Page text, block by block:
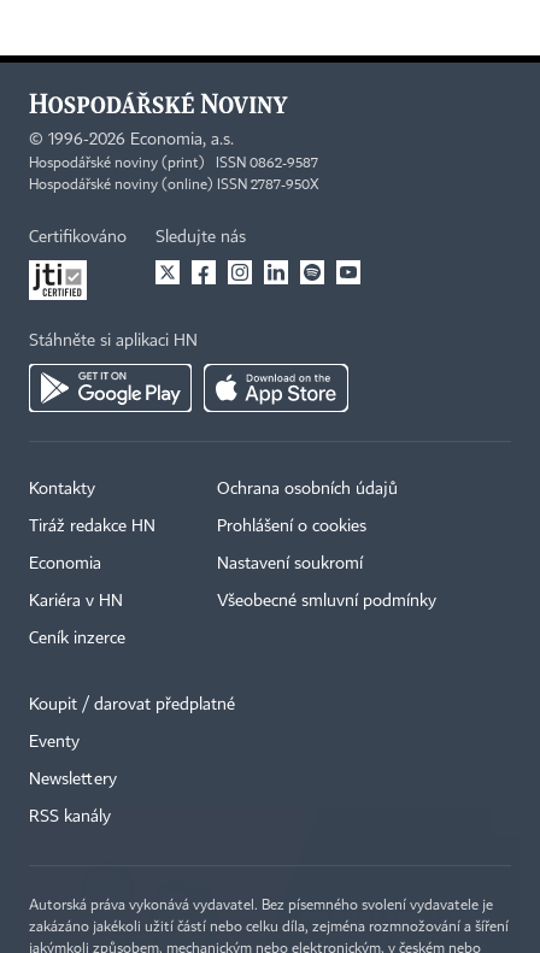
© 1996-2026 Economia, a.s.
Hospodářské noviny (print) ISSN 0862-9587
Hospodářské noviny (online) ISSN 2787-950X
Certifikováno Sledujte nás
Stáhněte si aplikaci HN
Kontakty
Tiráž redakce HN
Economia
Kariéra v HN
Ceník inzerce
Ochrana osobních údajů
Prohlášení o cookies
Nastavení soukromí
Všeobecné smluvní podmínky
Koupit / darovat předplatné
Eventy
Newslettery
RSS kanály
Autorská práva vykonává vydavatel. Bez písemného svolení vydavatele je
zakázáno jakékoli užití částí nebo celku díla, zejména rozmnožování a šíření
jakýmkoli způsobem, mechanickým nebo elektronickým, v českém nebo